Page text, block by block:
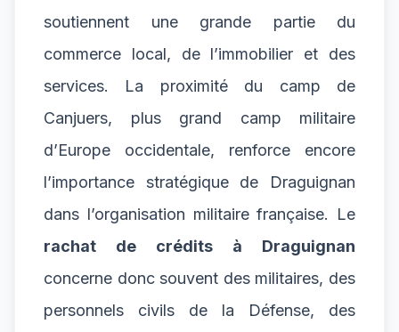
soutiennent une grande partie du
commerce local, de l’immobilier et des
services. La proximité du camp de
Canjuers, plus grand camp militaire
d’Europe occidentale, renforce encore
l’importance stratégique de Draguignan
dans l’organisation militaire française. Le
rachat de crédits à Draguignan
concerne donc souvent des militaires, des
personnels civils de la Défense, des